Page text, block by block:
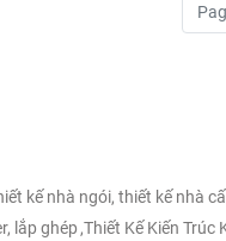
kế nhà ngói, thiết kế nhà
lắp ghép ,Thiết Kế Kiến Trúc